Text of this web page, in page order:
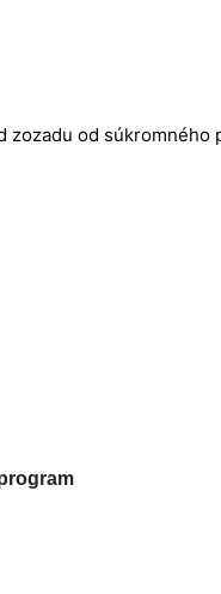
zozadu od súkromného